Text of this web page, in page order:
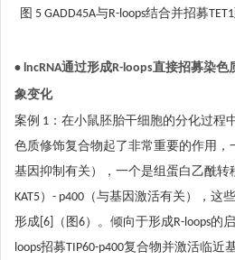
图 5 GADD45A与R-loops结合并招募
• lncRNA通过形成R-loops直接招募染
象变化
案例 1：在小鼠胚胎干细胞的分化过程
色质修饰复合物起了非常重要的作用，
基因抑制有关），一个是组蛋白乙酰转
KAT5）- p400（与基因激活有关），这
形成[6]（图6）。倾向于形成R-loops的
loops招募TIP60-p400复合物并激活临近